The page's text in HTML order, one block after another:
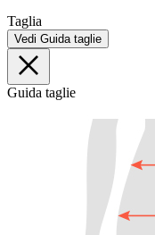
Taglia
Vedi Guida taglie
Guida taglie